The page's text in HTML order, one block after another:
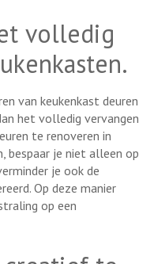
volledig
van keukenkast deuren
het volledig vervangen
te renoveren in
bespaar je niet alleen op
je ook de
Op deze manier
op een